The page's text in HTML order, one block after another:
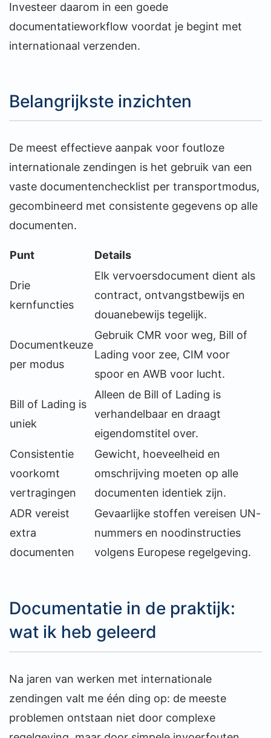
Investeer daarom in een goede
documentatieworkflow voordat je begint met
internationaal verzenden.
Belangrijkste inzichten
De meest effectieve aanpak voor foutloze
internationale zendingen is het gebruik van een
vaste documentenchecklist per transportmodus,
gecombineerd met consistente gegevens op alle
documenten.
Punt Details
Drie
kernfuncties
Elk vervoersdocument dient als
contract, ontvangstbewijs en
douanebewijs tegelijk.
Documentkeuze
per modus
Gebruik CMR voor weg, Bill of
Lading voor zee, CIM voor
spoor en AWB voor lucht.
Bill of Lading is
uniek
Alleen de Bill of Lading is
verhandelbaar en draagt
eigendomstitel over.
Consistentie
voorkomt
vertragingen
Gewicht, hoeveelheid en
omschrijving moeten op alle
documenten identiek zijn.
ADR vereist
extra
documenten
Gevaarlijke stoffen vereisen UN-
nummers en noodinstructies
volgens Europese regelgeving.
Documentatie in de praktijk:
wat ik heb geleerd
Na jaren van werken met internationale
zendingen valt me één ding op: de meeste
problemen ontstaan niet door complexe